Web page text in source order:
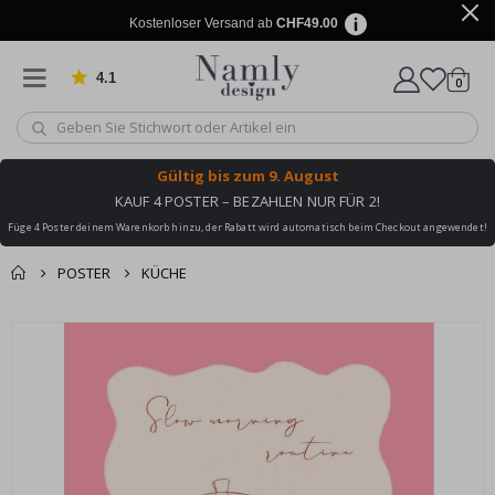
Kostenloser Versand ab CHF49.00
4.1 von 1029 Bewertungen
Wagen
0
Gültig bis zum 9. August
KAUF 4 POSTER – BEZAHLEN NUR FÜR 2!
Füge 4 Poster deinem Warenkorb hinzu, der Rabatt wird automatisch beim Checkout angewendet!
POSTER KÜCHE
Zusammen gekaufte
Produkte
Zur Kasse